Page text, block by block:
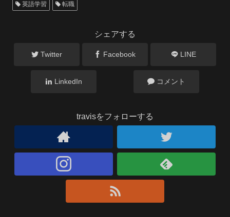
英語学習 転職
シェアする
Twitter Facebook LINE
LinkedIn コメント
travisをフォローする